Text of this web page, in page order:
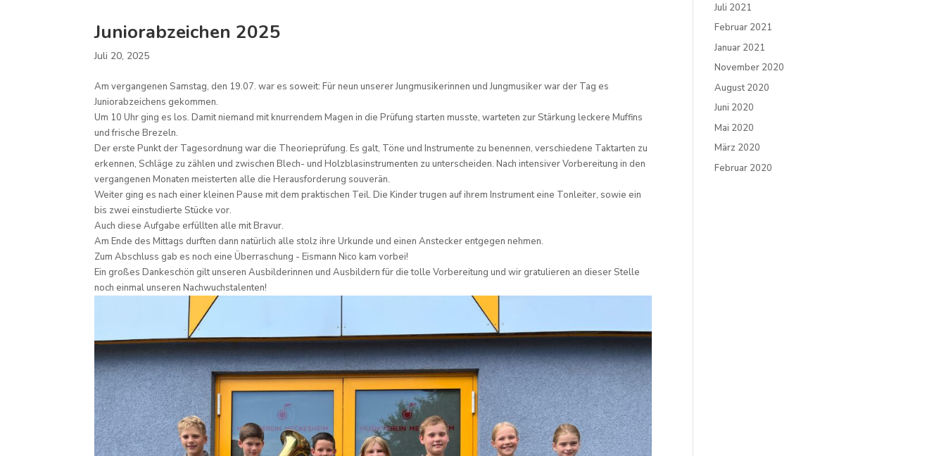
Juniorabzeichen 2025
Juli 20, 2025
Am vergangenen Samstag, den 19.07. war es soweit: Für neun unserer Jungmusikerinnen und Jungmusiker war der Tag es
Juniorabzeichens gekommen.
Um 10 Uhr ging es los. Damit niemand mit knurrendem Magen in die Prüfung starten musste, warteten zur Stärkung leckere Muffins
und frische Brezeln.
Der erste Punkt der Tagesordnung war die Theorieprüfung. Es galt, Töne und Instrumente zu benennen, verschiedene Taktarten zu
erkennen, Schläge zu zählen und zwischen Blech- und Holzblasinstrumenten zu unterscheiden. Nach intensiver Vorbereitung in den
vergangenen Monaten meisterten alle die Herausforderung souverän.
Weiter ging es nach einer kleinen Pause mit dem praktischen Teil. Die Kinder trugen auf ihrem Instrument eine Tonleiter, sowie ein
bis zwei einstudierte Stücke vor.
Auch diese Aufgabe erfüllten alle mit Bravur.
Am Ende des Mittags durften dann natürlich alle stolz ihre Urkunde und einen Anstecker entgegen nehmen.
Zum Abschluss gab es noch eine Überraschung - Eismann Nico kam vorbei!
Ein großes Dankeschön gilt unseren Ausbilderinnen und Ausbildern für die tolle Vorbereitung und wir gratulieren an dieser Stelle
noch einmal unseren Nachwuchstalenten!
Juli 2021
Februar 2021
Januar 2021
November 2020
August 2020
Juni 2020
Mai 2020
März 2020
Februar 2020